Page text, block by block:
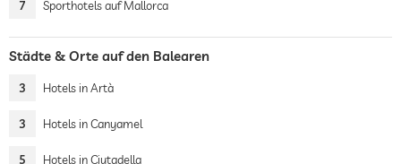
7 Sporthotels auf Mallorca
Städte & Orte auf den Balearen
3 Hotels in Artà
3 Hotels in Canyamel
5 Hotels in Ciutadella